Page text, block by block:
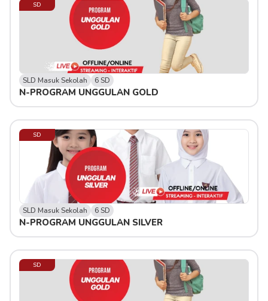
SD
SLD Masuk Sekolah 6 SD
N-PROGRAM UNGGULAN GOLD
SD
SLD Masuk Sekolah 6 SD
N-PROGRAM UNGGULAN SILVER
SD